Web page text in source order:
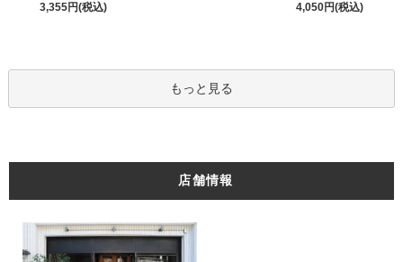
3,355円(税込)
4,050円(税込)
もっと見る
店舗情報